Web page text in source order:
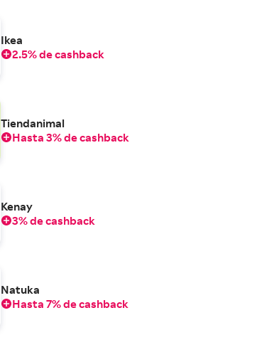
Ikea
2.5% de cashback
Tiendanimal
Hasta 3% de cashback
Kenay
3% de cashback
Natuka
Hasta 7% de cashback